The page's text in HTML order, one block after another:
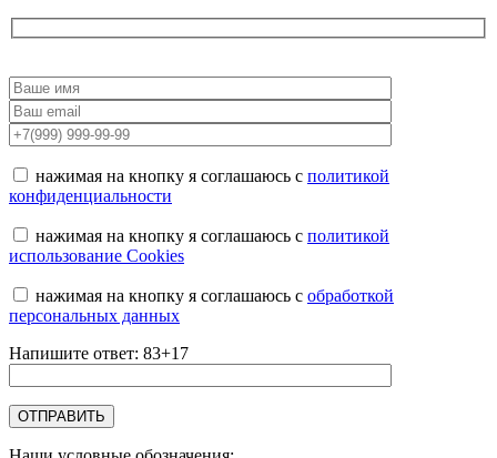
нажимая на кнопку я соглашаюсь с политикой
конфиденциальности
нажимая на кнопку я соглашаюсь с политикой
использование Cookies
нажимая на кнопку я соглашаюсь с обработкой
персональных данных
Напишите ответ: 83+17